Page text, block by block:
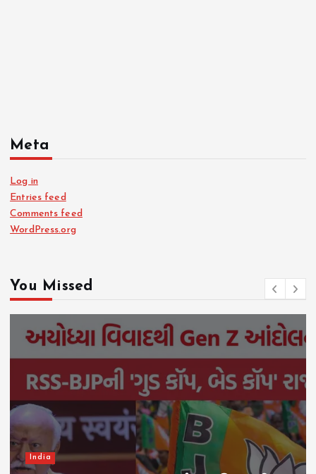
Meta
Log in
Entries feed
Comments feed
WordPress.org
You Missed
India